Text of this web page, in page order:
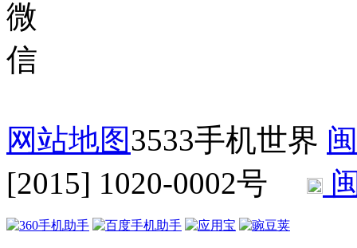
网站地图3533手机世界
[2015] 1020-0002号